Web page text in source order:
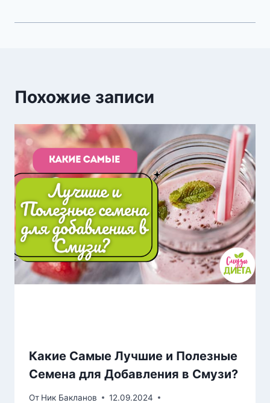
Похожие записи
Какие Самые Лучшие и Полезные
Семена для Добавления в Смузи?
От Ник Бакланов 12.09.2024